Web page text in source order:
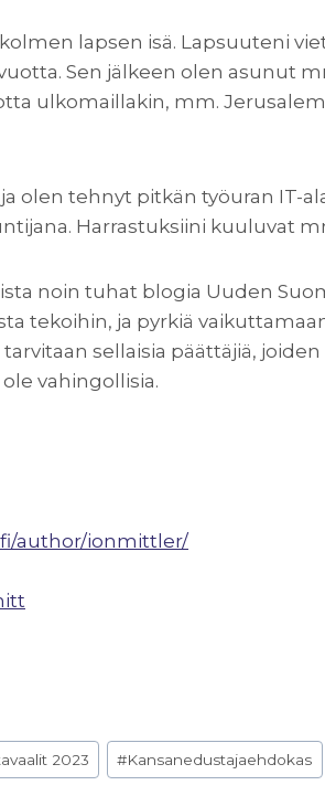
lapsen isä. Lapsuuteni
Sen jälkeen olen asunut
ulkomaillakin, mm.
olen tehnyt pitkän työuran IT-
Harrastuksiini kuuluvat
noin tuhat blogia Uuden
tekoihin, ja pyrkiä
sellaisia päättäjiä,
vahingollisia.
author/ionmittler/
2023 #Kansanedustajaehdokas